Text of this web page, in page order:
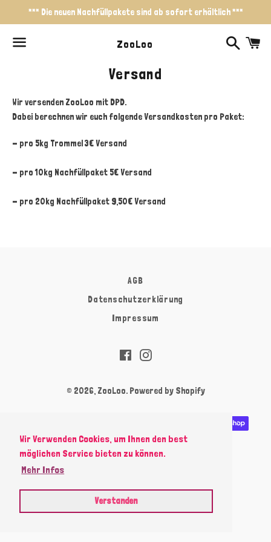
Wir Verwenden Cookies, um Ihnen den best
möglichen Service bieten zu können.
Mehr Infos
Verstanden
*** Die neuen Nachfüllpakete sind ab sofort erhältlich ***
ZooLoo
Suchen
Versand
Wir versenden ZooLoo mit DPD.
Dabei berechnen wir euch folgende Versandkosten pro Paket:
- pro 5kg Trommel 3€ Versand
- pro 10kg Nachfüllpaket 5€ Versand
- pro 20kg Nachfüllpaket 9,50€ Versand
AGB
Datenschutzerklärung
Impressum
FacebookInstagram
© 2026, ZooLoo. Powered by Shopify